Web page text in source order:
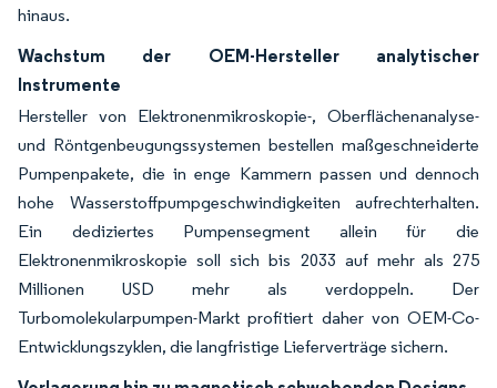
hinaus.
Wachstum der OEM-Hersteller analytischer
Instrumente
Hersteller von Elektronenmikroskopie-, Oberflächenanalyse-
und Röntgenbeugungssystemen bestellen maßgeschneiderte
Pumpenpakete, die in enge Kammern passen und dennoch
hohe Wasserstoffpumpgeschwindigkeiten aufrechterhalten.
Ein dediziertes Pumpensegment allein für die
Elektronenmikroskopie soll sich bis 2033 auf mehr als 275
Millionen USD mehr als verdoppeln. Der
Turbomolekularpumpen-Markt profitiert daher von OEM-Co-
Entwicklungszyklen, die langfristige Lieferverträge sichern.